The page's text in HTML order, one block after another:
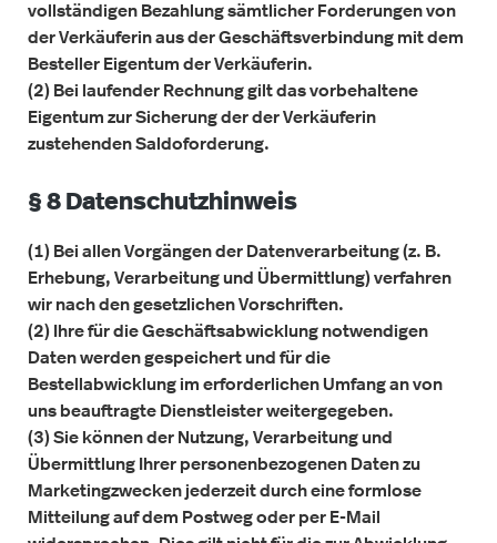
vollständigen Bezahlung sämtlicher Forderungen von
der Verkäuferin aus der Geschäftsverbindung mit dem
Besteller Eigentum der Verkäuferin.
(2) Bei laufender Rechnung gilt das vorbehaltene
Eigentum zur Sicherung der der Verkäuferin
zustehenden Saldoforderung.
§ 8 Datenschutzhinweis
(1) Bei allen Vorgängen der Datenverarbeitung (z. B.
Erhebung, Verarbeitung und Übermittlung) verfahren
wir nach den gesetzlichen Vorschriften.
(2) Ihre für die Geschäftsabwicklung notwendigen
Daten werden gespeichert und für die
Bestellabwicklung im erforderlichen Umfang an von
uns beauftragte Dienstleister weitergegeben.
(3) Sie können der Nutzung, Verarbeitung und
Übermittlung Ihrer personenbezogenen Daten zu
Marketingzwecken jederzeit durch eine formlose
Mitteilung auf dem Postweg oder per E-Mail